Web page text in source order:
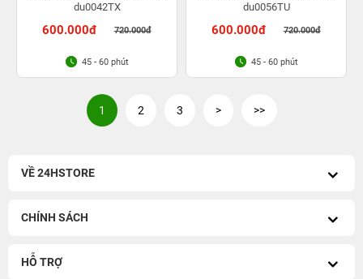
du0042TX
600.000đ 720.000đ
45 - 60 phút
du0056TU
600.000đ 720.000đ
45 - 60 phút
1 2 3 > >>
VỀ 24HSTORE
CHÍNH SÁCH
HỖ TRỢ